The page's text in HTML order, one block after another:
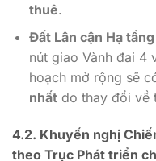
thuê.
Đất Lân cận Hạ
nút giao Vành đai 4
hoạch mở rộng sẽ
nhấtdo thay đổi về
4.2. Khuyến nghị
theo Trục Phát triển